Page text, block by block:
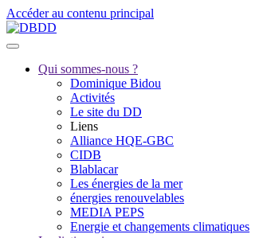
Accéder au contenu principal
Qui sommes-nous ?
Dominique Bidou
Activités
Le site du DD
Liens
Alliance HQE-GBC
CIDB
Blablacar
Les énergies de la mer
énergies renouvelables
MEDIA PEPS
Energie et changements climatiques